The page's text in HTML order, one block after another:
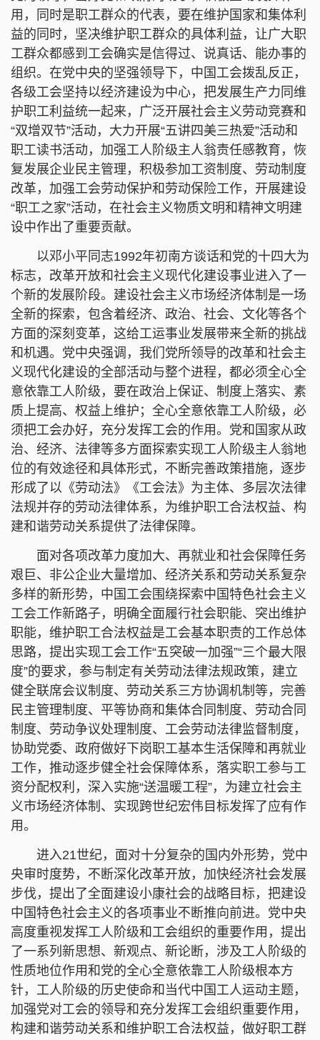
用，同时是职工群众的代表，要在维护国家和集体利
益的同时，坚决维护职工群众的具体利益，让广大职
工群众都感到工会确实是信得过、说真话、能办事的
组织。在党中央的坚强领导下，中国工会拨乱反正，
各级工会坚持以经济建设为中心，把发展生产力同维
护职工利益统一起来，广泛开展社会主义劳动竞赛和
“双增双节”活动，大力开展“五讲四美三热爱”活动和
职工读书活动，加强工人阶级主人翁责任感教育，恢
复发展企业民主管理，积极参加工资制度、劳动制度
改革，加强工会劳动保护和劳动保险工作，开展建设
“职工之家”活动，在社会主义物质文明和精神文明建
设中作出了重要贡献。
以邓小平同志1992年初南方谈话和党的十四大为
标志，改革开放和社会主义现代化建设事业进入了一
个新的发展阶段。建设社会主义市场经济体制是一场
全新的探索，包含着经济、政治、社会、文化等各个
方面的深刻变革，这给工运事业发展带来全新的挑战
和机遇。党中央强调，我们党所领导的改革和社会主
义现代化建设的全部活动与整个进程，都必须全心全
意依靠工人阶级，要在政治上保证、制度上落实、素
质上提高、权益上维护；全心全意依靠工人阶级，必
须把工会办好，充分发挥工会的作用。党和国家从政
治、经济、法律等多方面探索实现工人阶级主人翁地
位的有效途径和具体形式，不断完善政策措施，逐步
形成了以《劳动法》《工会法》为主体、多层次法律
法规并存的劳动法律体系，为维护职工合法权益、构
建和谐劳动关系提供了法律保障。
面对各项改革力度加大、再就业和社会保障任务
艰巨、非公企业大量增加、经济关系和劳动关系复杂
多样的新形势，中国工会围绕探索中国特色社会主义
工会工作新路子，明确全面履行社会职能、突出维护
职能，维护职工合法权益是工会基本职责的工作总体
思路，提出实现工会工作“五突破一加强”“三个最大限
度”的要求，参与制定有关劳动法律法规政策，建立
健全联席会议制度、劳动关系三方协调机制等，完善
民主管理制度、平等协商和集体合同制度、劳动合同
制度、劳动争议处理制度、工会劳动法律监督制度，
协助党委、政府做好下岗职工基本生活保障和再就业
工作，推动逐步健全社会保障体系，落实职工参与工
资分配权利，深入实施“送温暖工程”，为建立社会主
义市场经济体制、实现跨世纪宏伟目标发挥了应有作
用。
进入21世纪，面对十分复杂的国内外形势，党中
央审时度势，不断深化改革开放，加快经济社会发展
步伐，提出了全面建设小康社会的战略目标，把建设
中国特色社会主义的各项事业不断推向前进。党中央
高度重视发挥工人阶级和工会组织的重要作用，提出
了一系列新思想、新观点、新论断，涉及工人阶级的
性质地位作用和党的全心全意依靠工人阶级根本方
针，工人阶级的历史使命和当代中国工人运动主题，
加强党对工会的领导和充分发挥工会组织重要作用，
构建和谐劳动关系和维护职工合法权益，做好职工群